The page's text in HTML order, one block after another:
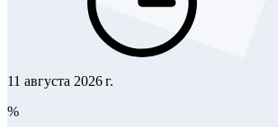
11 августа 2026 г.
%